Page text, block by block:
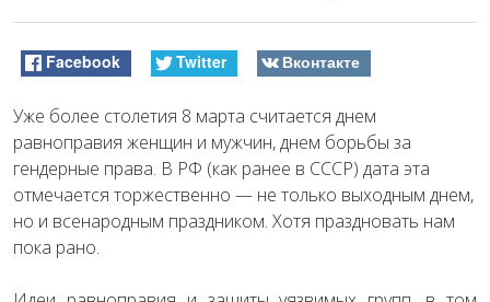
Facebook Twitter Вконтакте
Уже более столетия 8 марта считается днем
равноправия женщин и мужчин, днем борьбы за
гендерные права. В РФ (как ранее в СССР) дата эта
отмечается торжественно — не только выходным днем,
но и всенародным праздником. Хотя праздновать нам
пока рано.